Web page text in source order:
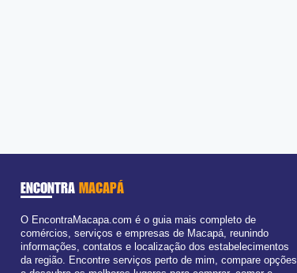
ENCONTRA MACAPÁ
O EncontraMacapa.com é o guia mais completo de
comércios, serviços e empresas de Macapá, reunindo
informações, contatos e localização dos estabelecimentos
da região. Encontre serviços perto de mim, compare opções